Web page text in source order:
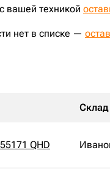
вашей техникой
нет в списке —
Склад
QHD